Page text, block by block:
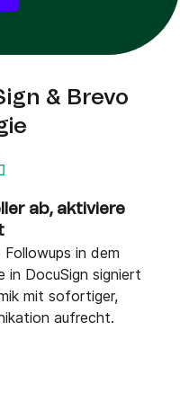
& Brevo
ab, aktiviere
in dem
in DocuSign signiert
mit sofortiger,
aufrecht.